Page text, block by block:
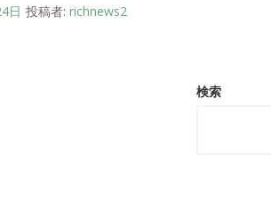
日 投稿者: richnews2
検索